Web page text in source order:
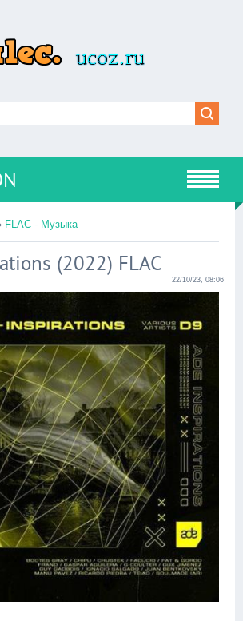
FLAC - Музыка
(2022) FLAC
22/10/23, 08:06